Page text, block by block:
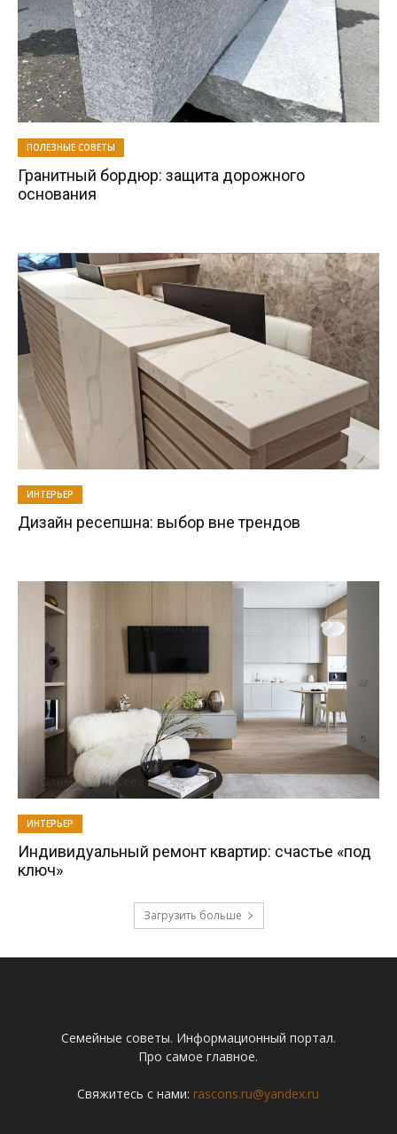
ПОЛЕЗНЫЕ СОВЕТЫ
Гранитный бордюр: защита дорожного
основания
ИНТЕРЬЕР
Дизайн ресепшна: выбор вне трендов
ИНТЕРЬЕР
Индивидуальный ремонт квартир: счастье «под
ключ»
Загрузить больше
Семейные советы. Информационный портал.
Про самое главное.
Свяжитесь с нами: rascons.ru@yandex.ru